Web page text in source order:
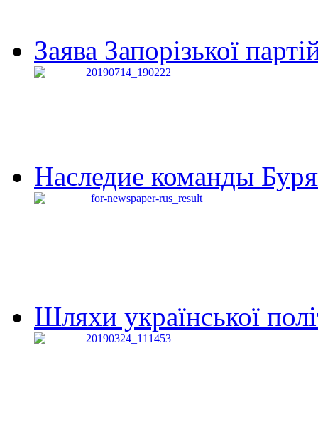
Заява Запорізької
Наследие команды
Шляхи української